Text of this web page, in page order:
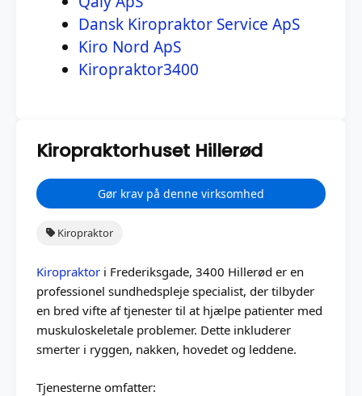
Dansk Kiropraktor Service ApS
Kiro Nord ApS
Kiropraktor3400
Kiropraktorhuset Hillerød
Gør krav på denne virksomhed
Kiropraktor
Kiropraktor i Frederiksgade, 3400 Hillerød er en
professionel sundhedspleje specialist, der tilbyder
en bred vifte af tjenester til at hjælpe patienter med
muskuloskeletale problemer. Dette inkluderer
smerter i ryggen, nakken, hovedet og leddene.
Tjenesterne omfatter: